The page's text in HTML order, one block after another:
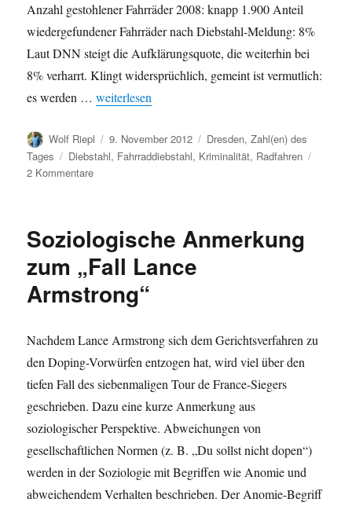
Anzahl gestohlener Fahrräder 2008: knapp 1.900 Anteil
wiedergefundener Fahrräder nach Diebstahl-Meldung: 8%
Laut DNN steigt die Aufklärungsquote, die weiterhin bei
8% verharrt. Klingt widersprüchlich, gemeint ist vermutlich:
es werden …„Fahrraddiebstähle in Dresden 2011“
weiterlesen
Autor
Wolf Riepl
Veröffentlicht
am
9. November 2012 Kategorien
Dresden,Zahl(en) des
Tages
Schlagwörter
Diebstahl, Fahrraddiebstahl, Kriminalität, Radfahren
2 Kommentarezu
2011
Soziologische Anmerkung
zum „Fall Lance
Armstrong“
Nachdem Lance Armstrong sich dem Gerichtsverfahren zu
den Doping-Vorwürfen entzogen hat, wird viel über den
tiefen Fall des siebenmaligen Tour de France-Siegers
geschrieben. Dazu eine kurze Anmerkung aus
soziologischer Perspektive. Abweichungen von
gesellschaftlichen Normen (z. B. „Du sollst nicht dopen“)
werden in der Soziologie mit Begriffen wie Anomie und
abweichendem Verhalten beschrieben. Der Anomie-Begriff